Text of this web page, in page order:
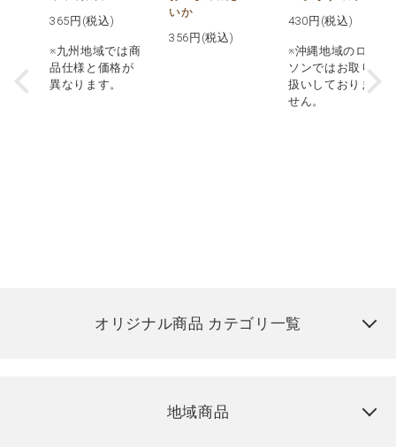
365 円(税込)
※九州地域では商
品仕様と価格が
異なります。
いか
356 円(税込)
430 円(税込)
※沖縄地域のロー
ソンではお取り
扱いしておりま
せん。
オリジナル商品 カテゴリ一覧
地域商品